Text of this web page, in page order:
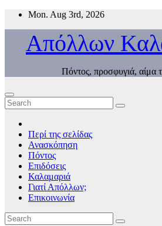
Skip
Mon. Aug 3rd, 2026
Απόλλων
Πόντος, προσφυγιά, αίμα
Περί της σελίδας
Ανασκόπηση
Πόντος
Επιδόσεις
Καλαμαριά
Γιατί Απόλλων;
Επικοινωνία